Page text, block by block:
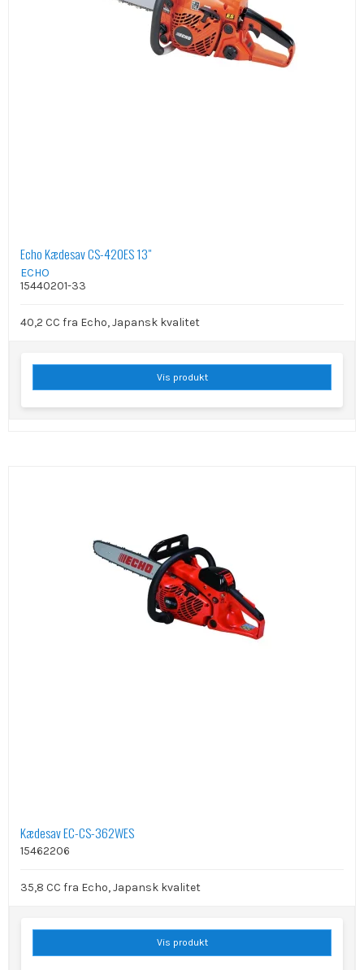
Echo Kædesav CS-420ES 13"
ECHO
15440201-33
40,2 CC fra Echo, Japansk kvalitet
Vis produkt
Kædesav EC-CS-362WES
15462206
35,8 CC fra Echo, Japansk kvalitet
Vis produkt